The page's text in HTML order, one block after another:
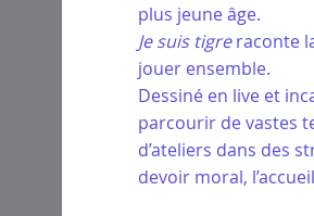
plus jeune âge.
Je suis tigreraconte
jouer ensemble.
Dessiné en live et
parcourir de vastes
d’ateliers dans des
devoir moral,